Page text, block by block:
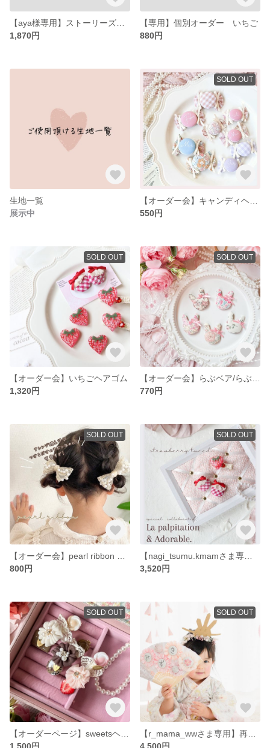
1,870円
【専用】個別オーダー いちご
880円
生地一覧
展示中
SOLD OUT
550円
SOLD OUT
【オーダー会】いちごヘアゴム
1,320円
SOLD OUT
770円
SOLD OUT
800円
SOLD OUT
3,520円
SOLD OUT
1,500円
SOLD OUT
4,500円